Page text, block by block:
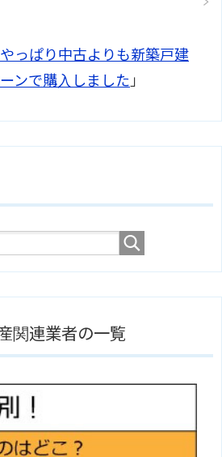
やっぱり中古よりも新築戸建
ンで購入しました 」
関連業者の一覧